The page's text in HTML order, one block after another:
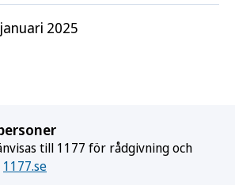
2025
till 1177 för rådgivning och
1177.se